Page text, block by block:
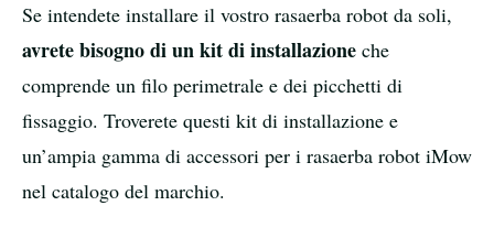
Se intendete installare il vostro rasaerba robot da soli,
avrete bisogno di un kit di installazione che
comprende un filo perimetrale e dei picchetti di
fissaggio. Troverete questi kit di installazione e
un’ampia gamma di accessori per i rasaerba robot iMow
nel catalogo del marchio.